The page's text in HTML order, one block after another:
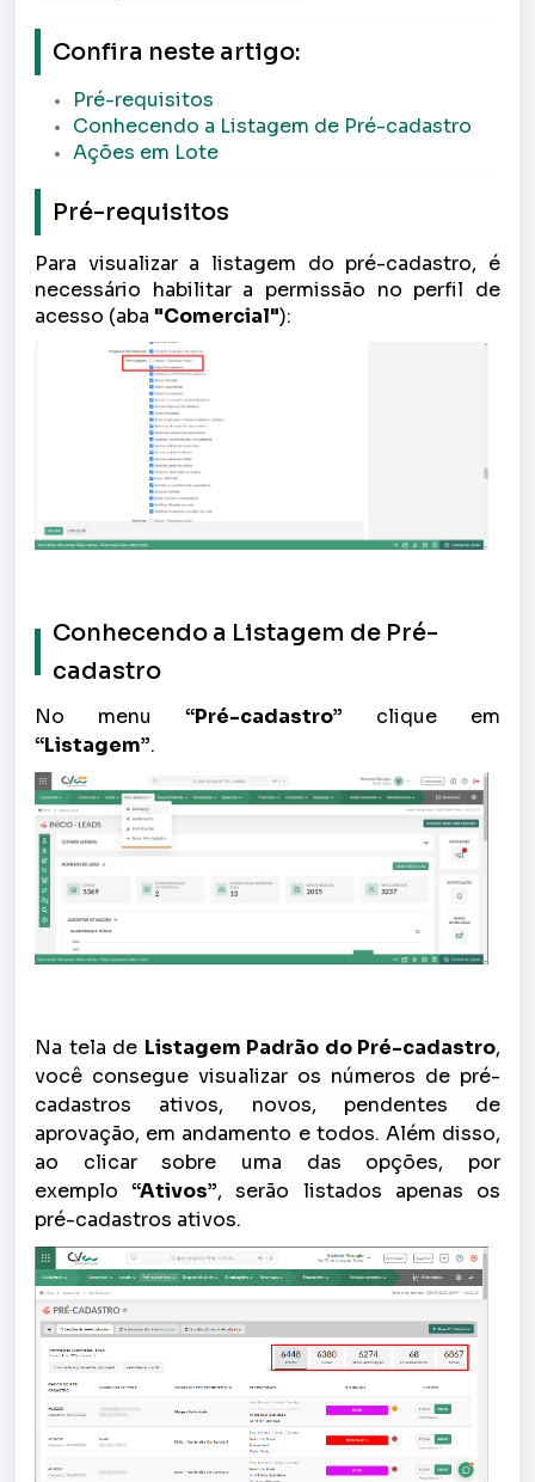
Confira neste artigo:
Pré-requisitos
Conhecendo a Listagem de Pré-cadastro
Ações em Lote
Pré-requisitos
Para visualizar a listagem do pré-cadastro, é
necessário habilitar a permissão no perfil de
acesso (aba "Comercial"):
Conhecendo a Listagem de Pré-
cadastro
No menu “Pré-cadastro” clique em
“Listagem”.
Na tela de Listagem Padrão do Pré-cadastro,
você consegue visualizar os números de pré-
cadastros ativos, novos, pendentes de
aprovação, em andamento e todos. Além disso,
ao clicar sobre uma das opções, por
exemplo“Ativos”, serão listados apenas os
pré-cadastros ativos.